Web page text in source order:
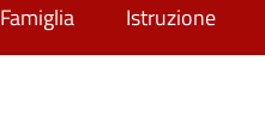
Famiglia Istruzione